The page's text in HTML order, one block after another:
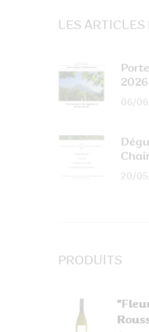
LES ARTICLES
2026
06/
20/
PRODUITS